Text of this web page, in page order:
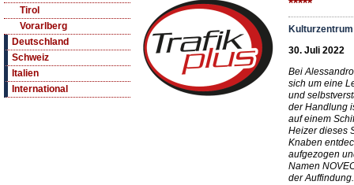
Tirol
Vorarlberg
Deutschland
Schweiz
Italien
International
*****
30. Juli 2022
Bei
sich um eine
und
der Handlung
auf einem
Heizer dieses
Knaben
aufgezogen
Namen
der Auffindung.